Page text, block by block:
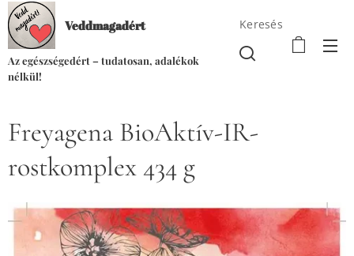
Veddmagadért
Az egészségedért – tudatosan, adalékok
nélkül!
Keresés
Freyagena BioAktív-IR-
rostkomplex 434 g